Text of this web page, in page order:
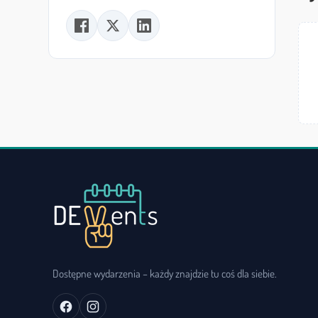
Dostępne wydarzenia – każdy znajdzie tu coś dla siebie.